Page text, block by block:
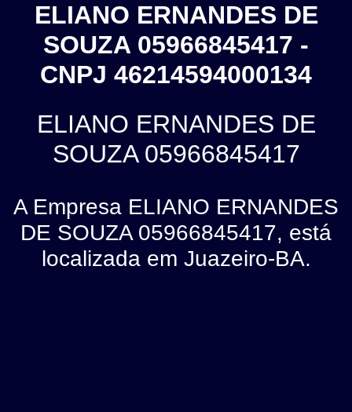
ELIANO ERNANDES DE
SOUZA 05966845417 -
CNPJ 46214594000134
ELIANO ERNANDES DE
SOUZA 05966845417
A Empresa ELIANO ERNANDES
DE SOUZA 05966845417, está
localizada em Juazeiro-BA.